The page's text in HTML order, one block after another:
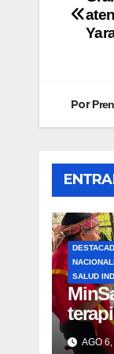
Por
SALUD
AGO